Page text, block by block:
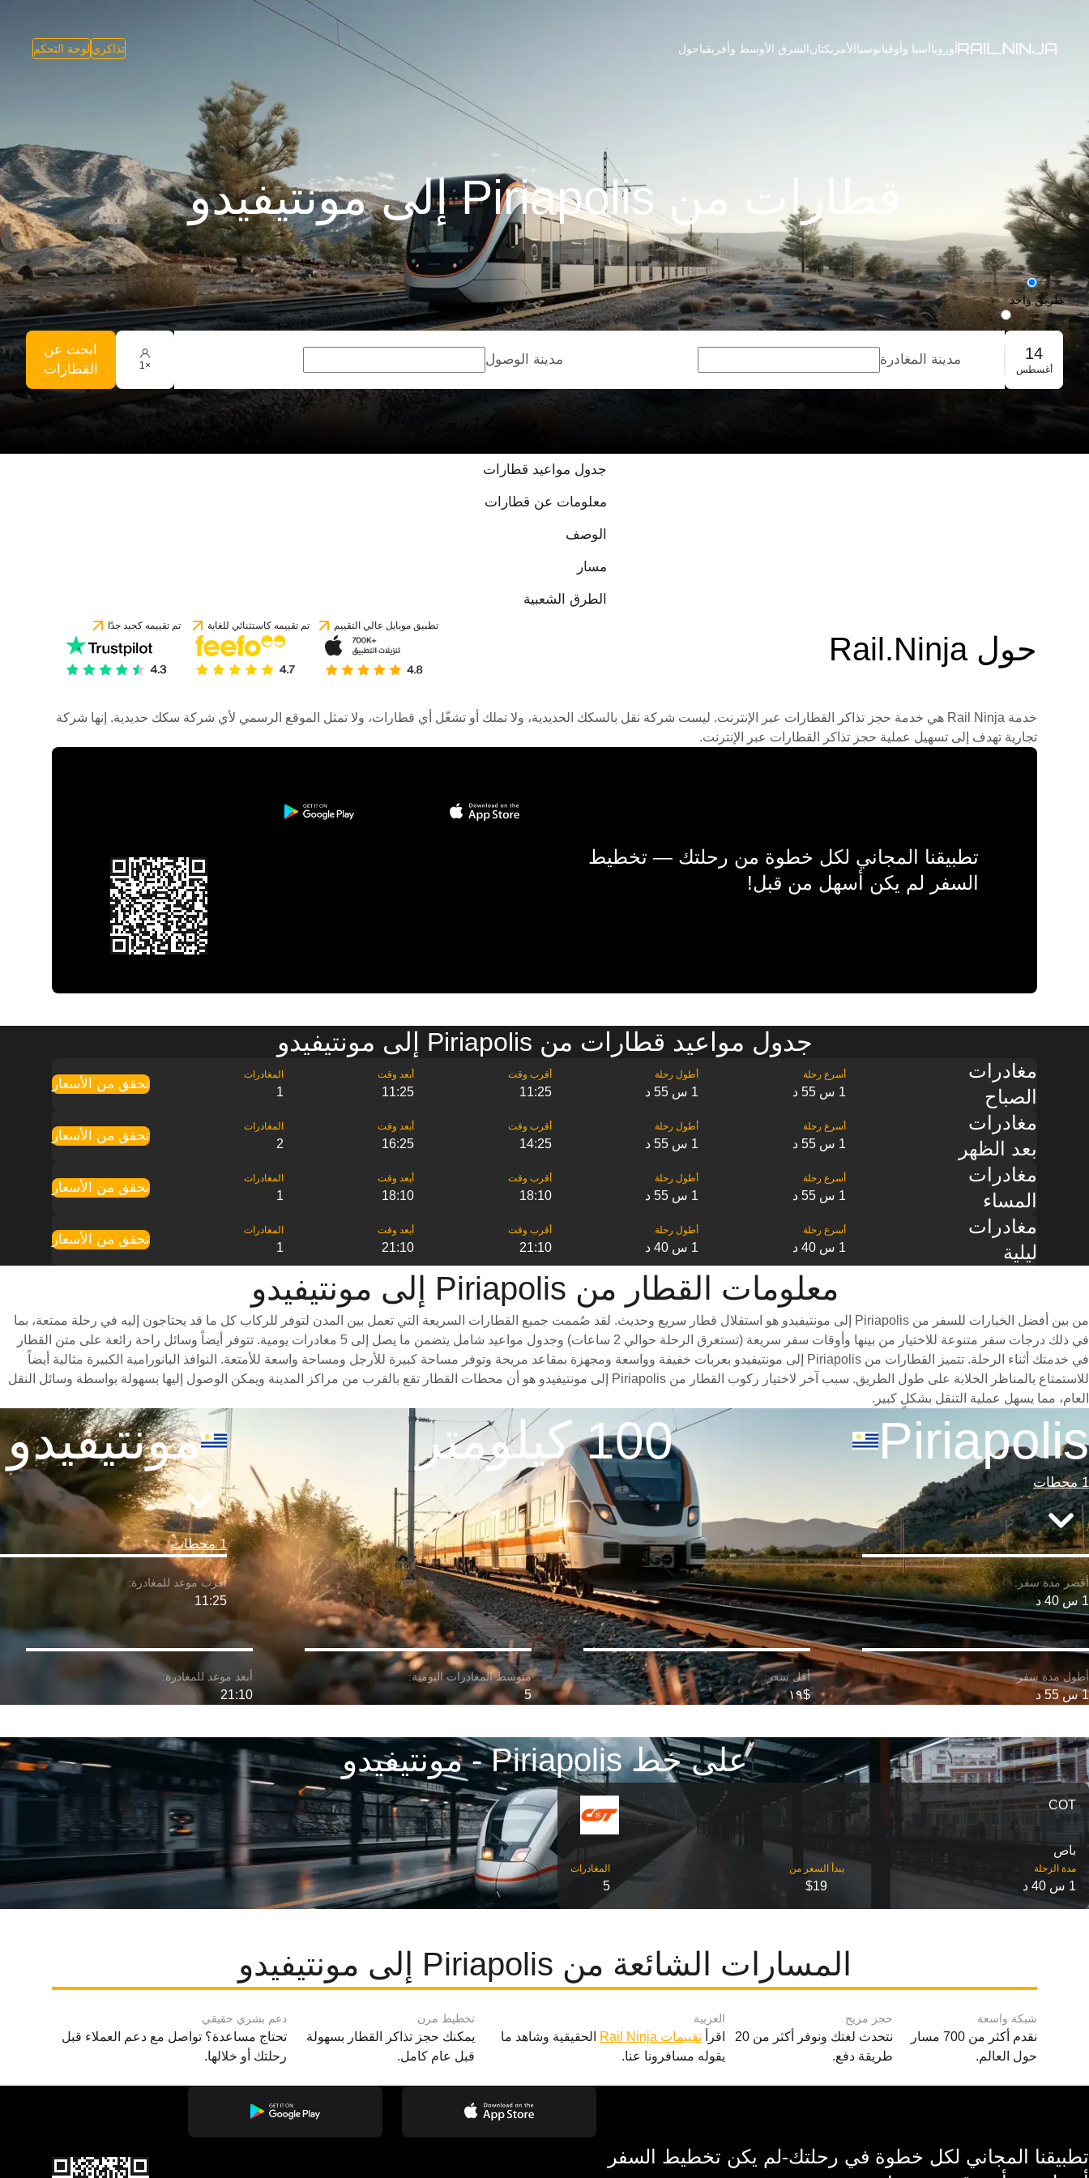
أوروبا آسيا وأوقيانوسيا الأمريكتان الشرق الأوسط وأفريقياحول تذاكري لوحة التحكم
قطارات من Piriapolis إلى مونتيفيدو
طريق واحد
رحلة ذهاب وإياب
الحجز الجماعي
14
أغسطس
مدينة المغادرة مدينة الوصول ×
1
ابحث عن
القطارات
جدول مواعيد قطارات
معلومات عن قطارات
الوصف
مسار
الطرق الشعبية
حول Rail.Ninja
تطبيق موبايل عالي التقييم تم تقييمه كاستثنائي للغاية تم تقييمه كجيد جدًا
خدمة Rail Ninja هي خدمة حجز تذاكر القطارات عبر الإنترنت. ليست شركة نقل بالسكك الحديدية، ولا تملك أو تشغّل أي قطارات، ولا تمثل الموقع الرسمي لأي شركة سكك حديدية. إنها شركة
تجارية تهدف إلى تسهيل عملية حجز تذاكر القطارات عبر الإنترنت.
تطبيقنا المجاني لكل خطوة من رحلتك — تخطيط
السفر لم يكن أسهل من قبل!
جدول مواعيد قطارات من Piriapolis إلى مونتيفيدو
مغادرات
الصباح
1 س 55 د 1 س 55 د 11:25
11:25
1
تحقق من الأسعار
مغادرات
بعد الظهر
1 س 55 د 1 س 55 د 14:25
16:25
2
تحقق من الأسعار
مغادرات
المساء
1 س 55 د 1 س 55 د 18:10
18:10
1
تحقق من الأسعار
مغادرات
ليلية
1 س 40 د 1 س 40 د 21:10
21:10
1
تحقق من الأسعار
معلومات القطار من ‎Piriapolis إلى ‎مونتيفيدو
من بين أفضل الخيارات للسفر من Piriapolis إلى مونتيفيدو هو استقلال قطار سريع وحديث. لقد صُممت جميع القطارات السريعة التي تعمل بين المدن لتوفر للركاب كل ما قد يحتاجون إليه في رحلة ممتعة، بما
في ذلك درجات سفر متنوعة للاختيار من بينها وأوقات سفر سريعة (تستغرق الرحلة حوالي 2 ساعات) وجدول مواعيد شامل يتضمن ما يصل إلى 5 مغادرات يومية. تتوفر أيضاً وسائل راحة رائعة على متن القطار
في خدمتك أثناء الرحلة. تتميز القطارات من Piriapolis إلى مونتيفيدو بعربات خفيفة وواسعة ومجهزة بمقاعد مريحة وتوفر مساحة كبيرة للأرجل ومساحة واسعة للأمتعة. النوافذ البانورامية الكبيرة مثالية أيضاً
للاستمتاع بالمناظر الخلابة على طول الطريق. سبب آخر لاختيار ركوب القطار من Piriapolis إلى مونتيفيدو هو أن محطات القطار تقع بالقرب من مراكز المدينة ويمكن الوصول إليها بسهولة بواسطة وسائل النقل
العام، مما يسهل عملية التنقل بشكلٍ كبير.
Piriapolis
1 محطات
100 كيلومتر مونتيفيدو
1 محطات
1 س 40 د 11:25
1 س 55 د $١٩ 5
21:10
على خط Piriapolis - مونتيفيدو
COT
باص
مدة الرحلة
1 س 40 د
‎يبدأ السعر من
$19
5
المسارات الشائعة من Piriapolis إلى مونتيفيدو
شبكة واسعة
نقدم أكثر من 700 مسار
حول العالم.
حجز مريح
نتحدث لغتك ونوفر أكثر من 20
طريقة دفع.
العربية
اقرأ تقييمات Rail Ninja
الحقيقية وشاهد ما
يقوله مسافرونا عنا.
تخطيط مرن
يمكنك حجز تذاكر القطار بسهولة
قبل عام كامل.
دعم بشري حقيقي
تحتاج مساعدة؟ تواصل مع دعم العملاء قبل
رحلتك أو خلالها.
تطبيقنا المجاني لكل خطوة في رحلتك-لم يكن تخطيط السفر